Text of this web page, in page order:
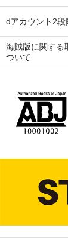
dアカウント2段
海賊版に関する
ついて